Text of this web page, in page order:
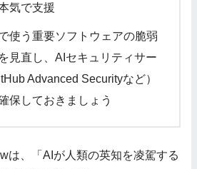
気で支援
使う重要ソフトウェアの脆弱
見直し、AIセキュリティサー
Advanced Securityなど）
保しておきましょう
は、「AIが人類の英知を凌駕する